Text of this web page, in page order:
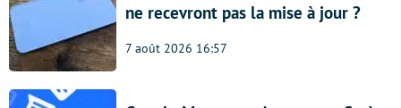
ne recevront pas la mise à jour ?
7 août 2026 16:57